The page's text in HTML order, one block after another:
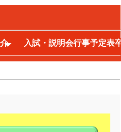
入試・説明会行事予定表
クールのご案内